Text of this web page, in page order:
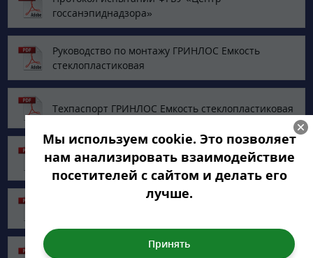
госсанэпиднадзора»
Руководство по монтажу ГРИНЛОС Емкость
стеклопластиковая
Техпаспорт ГРИНЛОС Емкость стеклопластиковая
Опросный лист по подбору Накопительных
емкостей
Сертификат сейсмостойкости изделий из
Мы используем cookie. Это позволяет
нам анализировать взаимодействие
посетителей с сайтом и делать его
лучше.